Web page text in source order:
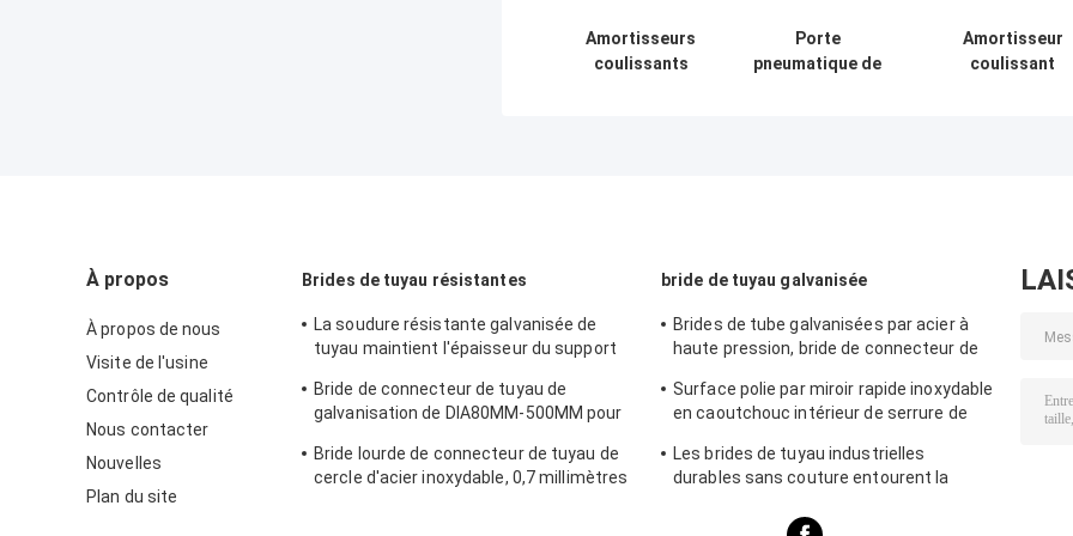
Amortisseurs
coulissants
Porte
pneumatique de
Amortisseur
coulissant
poussière
À propos
À propos de nous
Visite de l'usine
Contrôle de qualité
Nous contacter
Nouvelles
Plan du site
Brides de tuyau résistantes
La soudure résistante galvanisée de
tuyau maintient l'épaisseur du support
Bride de connecteur de tuyau de
galvanisation de DIA80MM-500MM pour
Bride lourde de connecteur de tuyau de
cercle d'acier inoxydable, 0,7 millimètres
bride de tuyau galvanisée
Brides de tube galvanisées par acier à
haute pression, bride de connecteur de
Surface polie par miroir rapide inoxydable
en caoutchouc intérieur de serrure de
Les brides de tuyau industrielles
durables sans couture entourent la